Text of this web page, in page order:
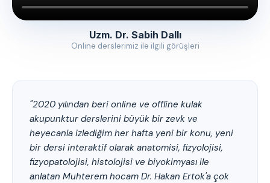
Uzm. Dr. Sabih Dallı
Online derslerimiz ile ilgili görüşleri
"2020 yılından beri online ve offline kulak
akupunktur derslerini büyük bir zevk ve
heyecanla izlediğim her hafta yeni bir konu, yeni
bir dersi interaktif olarak anatomisi, fizyolojisi,
fizyopatolojisi, histolojisi ve biyokimyası ile
anlatan Muhterem hocam Dr. Hakan Ertok'a çok